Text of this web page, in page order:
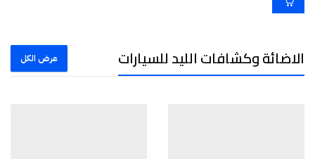
الاضائة وكشافات الليد للسيارات عرض الكل